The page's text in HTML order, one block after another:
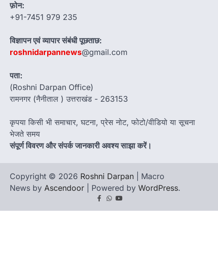
फ़ोन:
+91-7451 979 235
विज्ञापन एवं व्यापार संबंधी पूछताछ:
roshnidarpannews@gmail.com
पता:
(Roshni Darpan Office)
रामनगर (नैनीताल ) उत्तराखंड - 263153
कृपया किसी भी समाचार, घटना, प्रेस नोट, फोटो/वीडियो या सूचना
भेजते समय
संपूर्ण विवरण और संपर्क जानकारी अवश्य साझा करें।
Copyright © 2026 Roshni Darpan | Macro
News by Ascendoor | Powered by WordPress.
Facebook
Whatsapp
youtube